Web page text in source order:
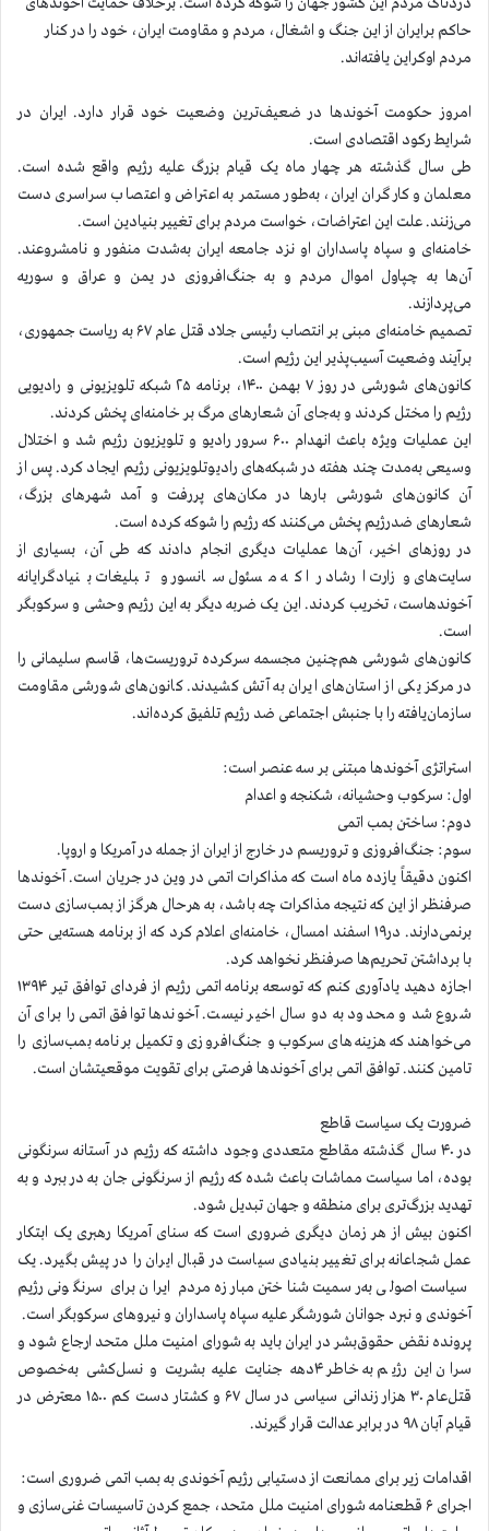
حاکم برایران از این جنگ و اشغال، مردم و مقاومت ایران، خود را در کنار
مردم اوکراین یافته‌اند.
امروز حکومت آخوندها در ضعیف‌ترین وضعیت خود قرار دارد. ایران در
شرایط رکود اقتصادی است.
طی سال گذشته هر چهار ماه یک قیام بزرگ علیه رژیم واقع شده است.
معلمان و کارگران ایران، به‌طور مستمر به اعتراض و اعتصاب سراسری دست
می‌زنند. علت این اعتراضات، خواست مردم برای تغییر بنیادین است.
خامنه‌ای و سپاه پاسداران او نزد جامعه ایران به‌شدت منفور و نامشروعند.
آن‌ها به چپاول اموال مردم و به جنگ‌افروزی در یمن و عراق و سوریه
می‌پردازند.
تصمیم خامنه‌ای مبنی بر انتصاب رئیسی جلاد قتل عام ۶۷ به ریاست جمهوری،
برآیند وضعیت آسیب‌پذیر این رژیم است.
کانون‌های شورشی در روز ۷ بهمن ۱۴۰۰، برنامه ۲۵ شبکه تلویزیونی و رادیویی
رژیم را مختل کردند و به‌جای آن شعارهای مرگ بر خامنه‌ای پخش کردند.
این عملیات ویژه باعث انهدام ۶۰۰ سرور رادیو و تلویزیون رژیم شد و اختلال
وسیعی به‌مدت چند هفته در شبکه‌های رادیوتلویزیونی رژیم ایجاد کرد. پس از
آن کانون‌های شورشی بارها در مکان‌های پررفت و آمد شهرهای بزرگ،
شعارهای ضدرژیم پخش می‌کنند که رژیم را شوکه کرده است.
در روزهای اخیر، آن‌ها عملیات دیگری انجام دادند که طی آن، بسیاری از
سایت‌های وزارت ارشاد را که مسئول سانسور و تبلیغات بنیادگرایانه
آخوندهاست، تخریب کردند. این یک ضربه دیگر به این رژیم وحشی و سرکوبگر
است.
کانون‌های شورشی هم‌چنین مجسمه سرکرده تروریست‌ها، قاسم سلیمانی را
در مرکز یکی از استان‌های ایران به آتش کشیدند. کانون‌های شورشی مقاومت
سازمان‌یافته را با جنبش اجتماعی ضد رژیم تلفیق کرده‌اند.
استراتژی آخوندها مبتنی بر سه عنصر است:
اول: سرکوب وحشیانه، شکنجه و اعدام
دوم: ساختن بمب اتمی
سوم: جنگ‌افروزی و تروریسم در خارج از ایران از جمله در آمریکا و اروپا.
اکنون دقیقاً یازده ماه است که مذاکرات اتمی در وین در جریان است. آخوندها
صرفنظر از این که نتیجه مذاکرات چه باشد، به هرحال هرگز از بمب‌سازی دست
برنمی‌دارند. در۱۹ اسفند امسال، خامنه‌ای اعلام کرد که از برنامه‌ هسته‌یی حتی
با برداشتن تحریم‌ها صرفنظر نخواهد کرد.
اجازه دهید یادآوری کنم که توسعه برنامه اتمی رژیم از فردای توافق تیر ۱۳۹۴
شروع شد و محدود به دو سال اخیر نیست. آخوندها توافق اتمی را برای آن
می‌خواهند که هزینه‌های سرکوب و جنگ‌افروزی و تکمیل برنامه بمب‌سازی را
تامین کنند. توافق اتمی برای آخوندها فرصتی برای تقویت موقعیتشان است.
ضرورت یک سیاست قاطع
در ۴۰ سال گذشته مقاطع متعددی وجود داشته که رژیم در آستانه سرنگونی
بوده، اما سیاست مماشات باعث شده که رژیم از سرنگونی جان به در ببرد و به
تهدید بزرگ‌تری برای منطقه و جهان تبدیل شود.
اکنون بیش از هر زمان دیگری ضروری است که سنای آمریکا رهبری یک ابتکار
عمل شجاعانه برای تغییر بنیادی سیاست در قبال ایران را در پیش بگیرد. یک
سیاست اصولی به‌رسمیت ‌شناختن مبارزه مردم ایران برای سرنگونی رژیم
آخوندی و نبرد جوانان شورشگر علیه سپاه پاسداران و نیروهای سرکوبگر است.
پرونده نقض حقوق‌بشر در ایران باید به شورای امنیت ملل متحد ارجاع شود و
سران این رژیم به‌خاطر ۴دهه جنایت علیه بشریت و نسل‌کشی به‌خصوص
قتل‌عام ۳۰ هزار زندانی سیاسی در سال ۶۷ و کشتار دست کم ۱۵۰۰ معترض در
قیام آبان ۹۸ در برابر عدالت قرار گیرند.
اقدامات زیر برای ممانعت از دستیابی رژیم آخوندی به بمب اتمی ضروری است:
اجرای ۶ قطعنامه شورای امنیت ملل متحد، جمع کردن تاسیسات غنی‌سازی و